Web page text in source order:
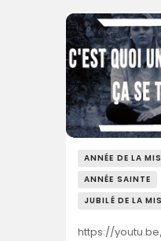
ANNÉE DE LA
ANNÉE SAINTE
JUBILÉ DE LA
https://